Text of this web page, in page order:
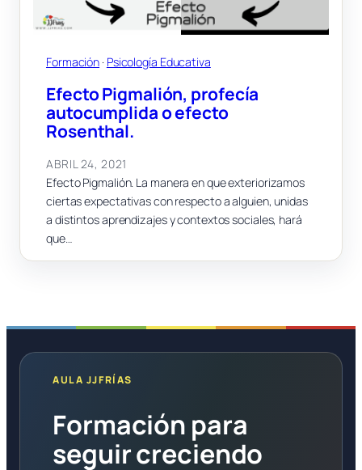
Formación · Psicología Educativa
Efecto Pigmalión, profecía
autocumplida o efecto
Rosenthal.
ABRIL 24, 2021
Efecto Pigmalión. La manera en que exteriorizamos
ciertas expectativas con respecto a alguien, unidas
a distintos aprendizajes y contextos sociales, hará
que…
AULA JJFRÍAS
Formación para
seguir creciendo